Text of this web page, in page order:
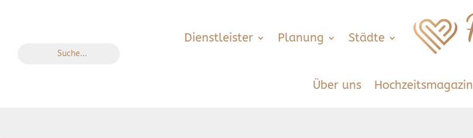
Dienstleister Planung Städte
Über uns Hochzeitsmagazin